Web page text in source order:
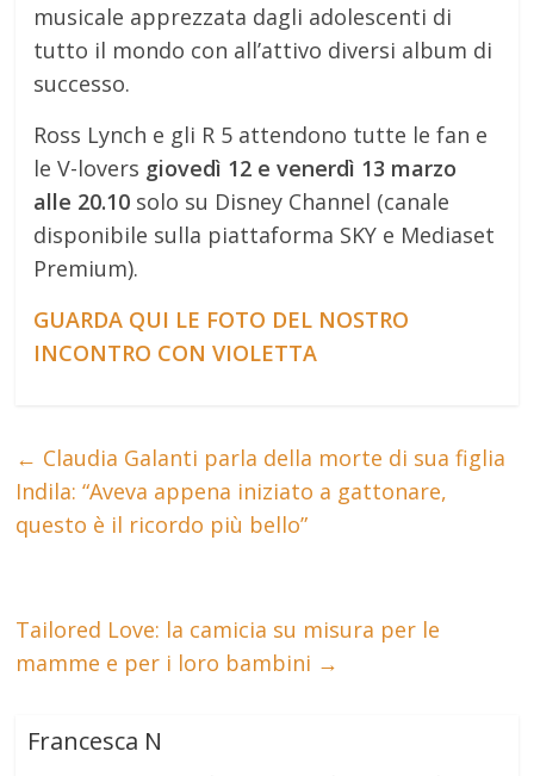
musicale apprezzata dagli adolescenti di
tutto il mondo con all’attivo diversi album di
successo.
Ross Lynch e gli R 5 attendono tutte le fan e
le V-lovers giovedì 12 e venerdì 13 marzo
alle 20.10 solo su Disney Channel (canale
disponibile sulla piattaforma SKY e Mediaset
Premium).
GUARDA QUI LE FOTO DEL NOSTRO
INCONTRO CON VIOLETTA
← Claudia Galanti parla della morte di sua figlia
Indila: “Aveva appena iniziato a gattonare,
questo è il ricordo più bello”
Tailored Love: la camicia su misura per le
mamme e per i loro bambini →
Francesca N